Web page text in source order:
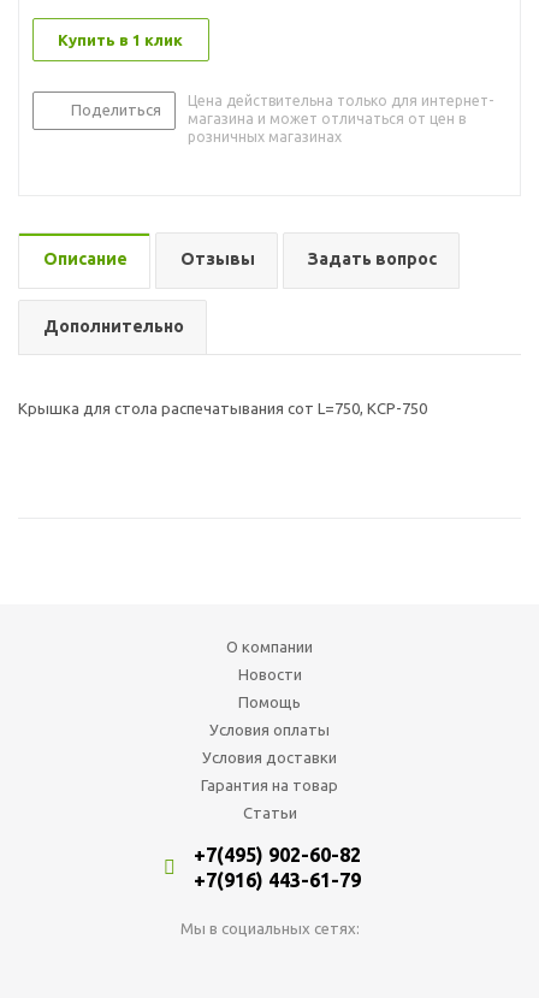
Купить в 1 клик
Поделиться
Цена действительна только для интернет-
магазина и может отличаться от цен в
розничных магазинах
Описание Отзывы Задать вопрос
Дополнительно
Крышка для стола распечатывания сот L=750, КСР-750
О компании
Новости
Помощь
Условия оплаты
Условия доставки
Гарантия на товар
Статьи
+7(495) 902-60-82
+7(916) 443-61-79
Мы в социальных сетях: